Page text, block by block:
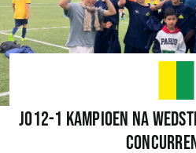
Nieuws
Teams
Wedstrijden
JO12-1 kampioen na